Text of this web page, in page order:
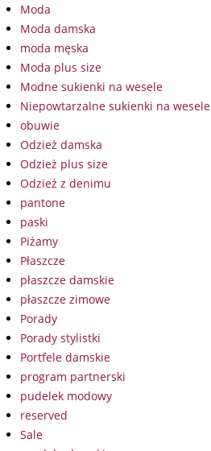
Moda
Moda damska
moda męska
Moda plus size
Modne sukienki na wesele
Niepowtarzalne sukienki na wesele
obuwie
Odzież damska
Odzież plus size
Odzież z denimu
pantone
paski
Piżamy
Płaszcze
płaszcze damskie
płaszcze zimowe
Porady
Porady stylistki
Portfele damskie
program partnerski
pudelek modowy
reserved
Sale